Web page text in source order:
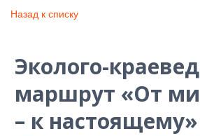
Назад к списку
Эколого-
маршрут «От
– к настоящему»